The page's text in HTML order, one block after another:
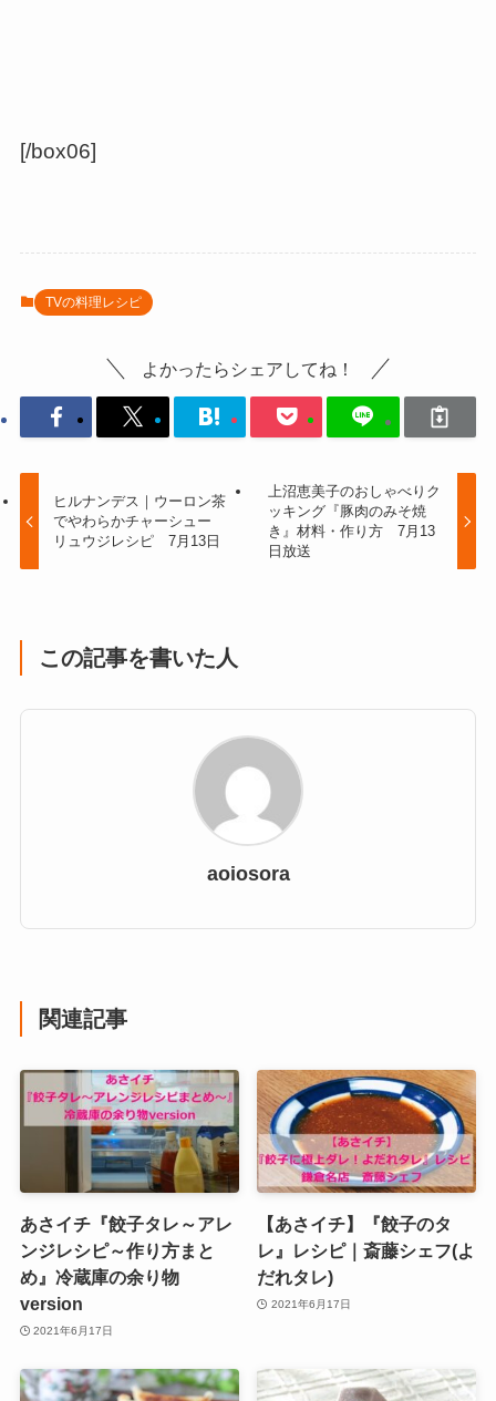
[/box06]
TVの料理レシピ
よかったらシェアしてね！
ヒルナンデス｜ウーロン茶
でやわらかチャーシュー
リュウジレシピ 7月13日
上沼恵美子のおしゃべりク
ッキング『豚肉のみそ焼
き』材料・作り方 7月13
日放送
この記事を書いた人
aoiosora
関連記事
あさイチ『餃子タレ～アレ
ンジレシピ～作り方まと
め』冷蔵庫の余り物
version
2021年6月17日
【あさイチ】『餃子のタ
レ』レシピ｜斎藤シェフ(よ
だれタレ)
2021年6月17日